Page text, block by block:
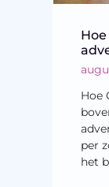
Hoe
per
het